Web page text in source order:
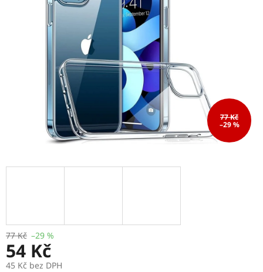
hvězdiček.
77 Kč
–29 %
77 Kč –29 %
54 Kč
45 Kč bez DPH